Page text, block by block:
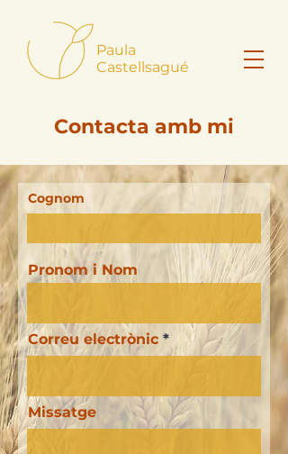
Paula
Castellsagué
Contacta amb mi
Cognom
Pronom i Nom
Correu electrònic
Missatge